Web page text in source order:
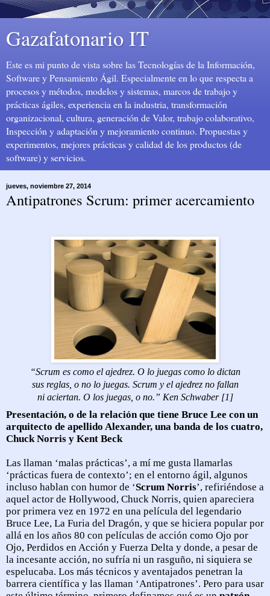
Gazafatonario IT
Este es mi punto de vista sobre las Tecnologías de la Información,
Software y Pensamiento Ágil. Especialmente en lo que respecta a
procesos y métodos, modelos y sistemas, marcos de trabajo y
prácticas ágiles, experiencia en la industria, transformación
organizacional, cultura, generación de Valor, trabajo colaborativo,
Inspección y adaptación y mejoramiento continuo. Propuestas y
experimentos, mejores prácticas y calidad de los productos (de
software) y servicios.
jueves, noviembre 27, 2014
Antipatrones Scrum: primer acercamiento
“Scrum es como el ajedrez. O lo juegas como lo dictan
sus reglas, o no lo juegas. Scrum y el ajedrez no fallan
ni aciertan. O los juegas, o no.” Ken Schwaber [1]
Presentación, o de la relación que tiene Bruce Lee con un
arquitecto de apellido Alexander, una banda de los cuatro,
Chuck Norris y Kent Beck
Las llaman ‘malas prácticas’, a mí me gusta llamarlas
‘prácticas fuera de contexto’; en el entorno ágil, algunos
incluso hablan con humor de ‘Scrum Norris’, refiriéndose a
aquel actor de Hollywood, Chuck Norris, quien apareciera
por primera vez en 1972 en una película del legendario
Bruce Lee, La Furia del Dragón, y que se hiciera popular por
allá en los años 80 con películas de acción como Ojo por
Ojo, Perdidos en Acción y Fuerza Delta y donde, a pesar de
la incesante acción, no sufría ni un rasguño, ni siquiera se
espelucaba. Los más técnicos y aventajados penetran la
barrera científica y las llaman ‘Antipatrones’. Pero para usar